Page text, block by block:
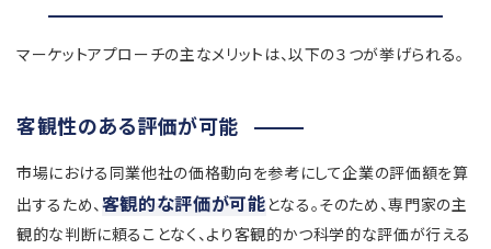
マーケットアプローチの主なメリットは、以下の３つが挙げられる。
客観性のある評価が可能
市場における同業他社の価格動向を参考にして企業の評価額を算
出するため、 客観的な評価が可能となる。そのため、専門家の主
観的な判断に頼ることなく、より客観的かつ科学的な評価が行える